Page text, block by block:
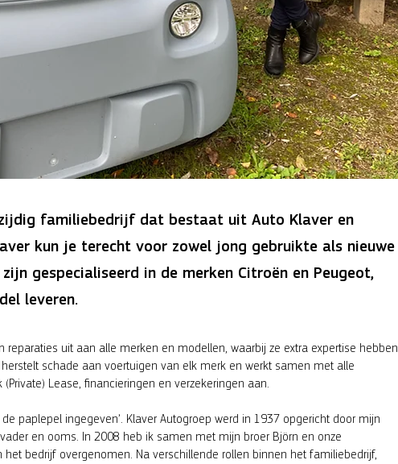
familiebedrijf dat bestaat uit Auto Klaver en
kun je terecht voor zowel jong gebruikte als nieuwe
gespecialiseerd in de merken Citroën en Peugeot,
leveren.
reparaties uit aan alle merken en modellen, waarbij ze extra expertise hebben
schade aan voertuigen van elk merk en werkt samen met alle
Lease, financieringen en verzekeringen aan.
paplepel ingegeven’. Klaver Autogroep werd in 1937 opgericht door mijn
en ooms. In 2008 heb ik samen met mijn broer Björn en onze
bedrijf overgenomen. Na verschillende rollen binnen het familiebedrijf,